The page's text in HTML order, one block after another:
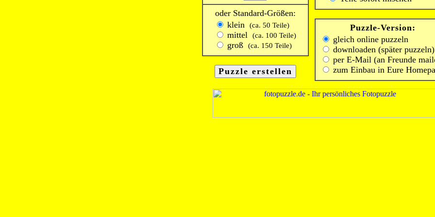
oder Standard-Größen:
klein
(ca. 50 Teile)
mittel (ca. 100 Teile)
groß (ca. 150 Teile)
Puzzle-Version:
gleich online puzzeln
downloaden (später puzzeln)
per E-Mail (an Freunde
zum Einbau in Eure